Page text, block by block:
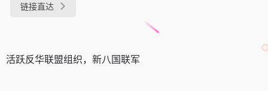
链接直达
活跃反华联盟组织，新八国联军